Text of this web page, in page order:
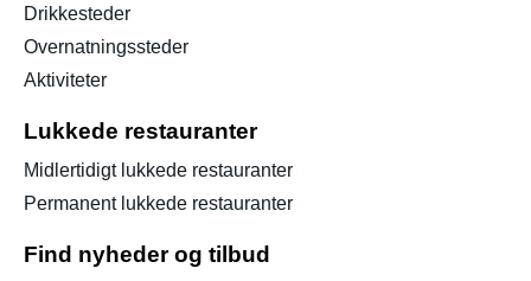
Drikkesteder
Overnatningssteder
Aktiviteter
Lukkede restauranter
Midlertidigt lukkede restauranter
Permanent lukkede restauranter
Find nyheder og tilbud